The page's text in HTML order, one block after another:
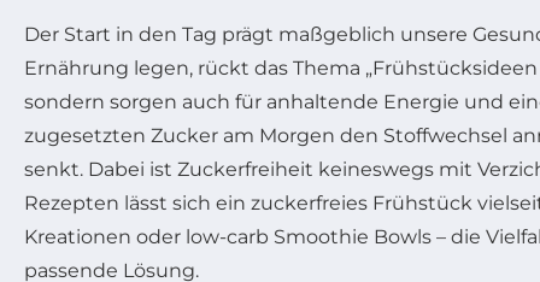
Der Start in den Tag prägt maßgeblich unsere
Ernährung legen, rückt das Thema
sondern sorgen auch für anhaltende Energie und
zugesetzten Zucker am Morgen den Stoffwechsel
senkt. Dabei ist Zuckerfreiheit keineswegs mit
Rezepten lässt sich ein zuckerfreies Frühstück
Kreationen oder low-carb Smoothie Bowls – die
passende Lösung.